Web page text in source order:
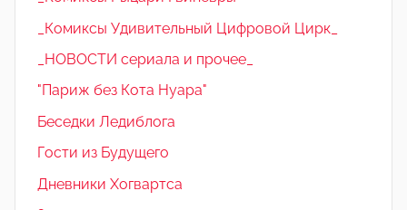
_Комиксы Удивительный Цифровой Цирк_
_НОВОСТИ сериала и прочее_
"Париж без Кота Нуара"
Беседки Ледиблога
Гости из Будущего
Дневники Хогвартса